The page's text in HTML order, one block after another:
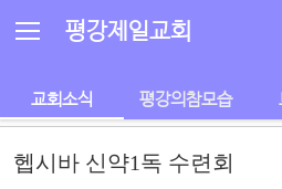
평강제일교회
교회소식 평강의참모습
헵시바 신약1독 수련회